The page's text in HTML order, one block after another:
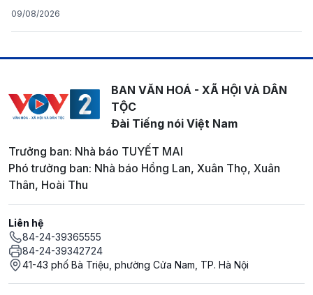
09/08/2026
BAN VĂN HOÁ - XÃ HỘI VÀ DÂN
TỘC
Đài Tiếng nói Việt Nam
Trưởng ban: Nhà báo TUYẾT MAI
Phó trưởng ban: Nhà báo Hồng Lan, Xuân Thọ, Xuân
Thân, Hoài Thu
Liên hệ
84-24-39365555
84-24-39342724
41-43 phố Bà Triệu, phường Cửa Nam, TP. Hà Nội